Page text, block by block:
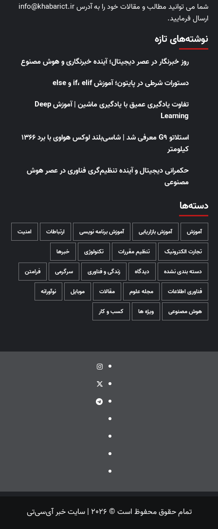
شما می توانید مطالب و مقالات خود را به آدرس info@khabarict.ir
ارسال فرمایید.
نوشته‌های تازه
روز خبرنگار در عصر دیجیتال؛ آینده خبرنگاری و هوش مصنوع
دستورات شرطی در پایتون؛ آموزش if، elif و else
تفاوت یادگیری عمیق با یادگیری ماشین | آموزش Deep
Learning
استلاتو G9 معرفی شد | شاسی‌بلند لوکس هواوی با برد ۱۳۶۶
کیلومتر
حکمرانی دیجیتال و آینده تنظیم‌گری فناوری در عصر هوش
مصنوعی
دسته‌ها
آموزش آموزش بازاریابی آموزش برنامه نویسی ارتباطات امنیت
تجارت الکترونیک تنظیم مقررات تکنولوژی خبرها
دسته بندی نشده دیدگاه زندگی و فناوری سرگرمی فرامتن
فناوری اطلاعات مجله علوم مقالات موبایل نوآورانه
هوش مصنوعی ویژه ها کسب و کار
اینستاگرام
توئیتر
تلگرام
تمام حقوق محفوظ است © 2026 | سایت خبر آی‌سی‌تی